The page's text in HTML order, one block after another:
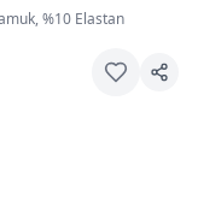
%10 Elastan